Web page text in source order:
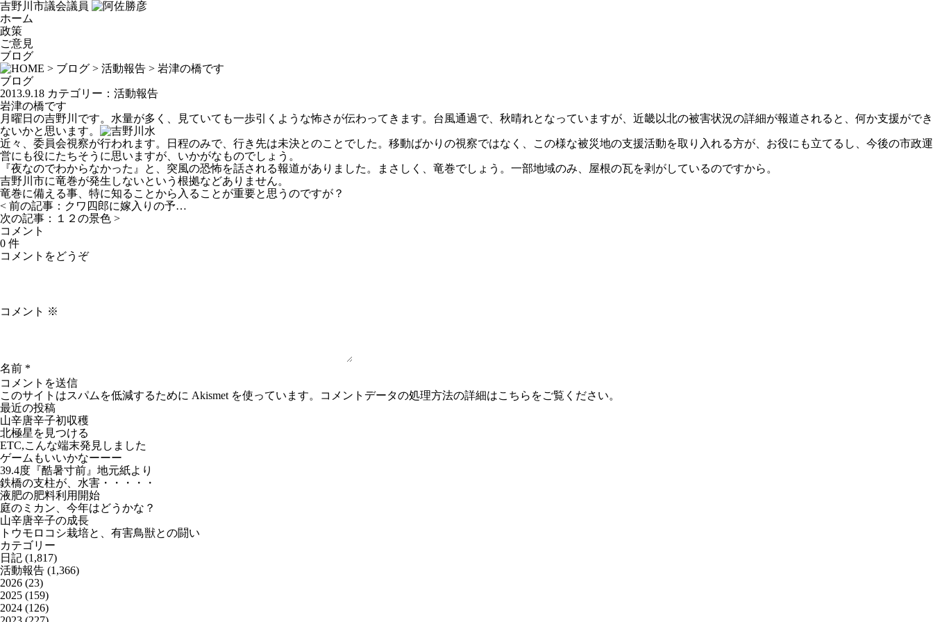
吉野川市議会議員
ホーム
政策
ご意見
ブログ
> ブログ > 活動報告 > 岩津の橋です
ブログ
2013.9.18 カテゴリー： 活動報告
岩津の橋です
月曜日の吉野川です。水量が多く、見ていても一歩引くような怖さが伝わってきます。台風通過で、秋晴れとなっていますが、近畿以北の被害状況の詳細が報道されると、何か支援ができ
ないかと思います。
近々、委員会視察が行われます。日程のみで、行き先は未決とのことでした。移動ばかりの視察ではなく、この様な被災地の支援活動を取り入れる方が、お役にも立てるし、今後の市政運
営にも役にたちそうに思いますが、いかがなものでしょう。
『夜なのでわからなかった』と、突風の恐怖を話される報道がありました。まさしく、竜巻でしょう。一部地域のみ、屋根の瓦を剥がしているのですから。
吉野川市に竜巻が発生しないという根拠などありません。
竜巻に備える事、特に知ることから入ることが重要と思うのですが？
< 前の記事： クワ四郎に嫁入りの予…
次の記事：
１２の景色 >
コメント
0 件
コメントをどうぞ
コメント ※
名前 *
このサイトはスパムを低減するために Akismet を使っています。 コメントデータの処理方法の詳細はこちらをご覧ください。
最近の投稿
山辛唐辛子初収穫
北極星を見つける
ETC,こんな端末発見しました
ゲームもいいかなーーー
39.4度『酷暑寸前』地元紙より
鉄橋の支柱が、水害・・・・・
液肥の肥料利用開始
庭のミカン、今年はどうかな？
山辛唐辛子の成長
トウモロコシ栽培と、有害鳥獣との闘い
カテゴリー
日記 (1,817)
活動報告 (1,366)
2026 (23)
2025 (159)
2024 (126)